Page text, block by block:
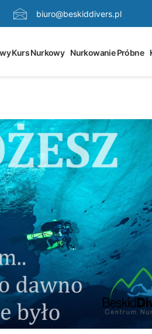
biuro@beskiddivers.pl
Kurs Nurkowy Nurkowanie Próbne